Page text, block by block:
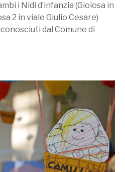
i Nidi d’infanzia (Gioiosa in
2 in viale Giulio Cesare)
dal Comune di